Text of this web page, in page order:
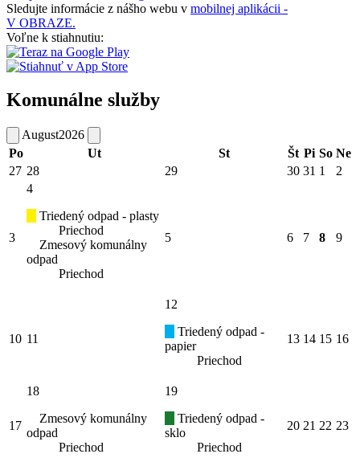
Sledujte informácie z nášho webu v mobilnej aplikácii -
V OBRAZE.
Voľne k stiahnutiu:
Komunálne služby
August2026
Po
Ut St Št Pi So Ne
27 28 29 30 31 1 2
3
4
Triedený odpad - plasty
Priechod
Zmesový komunálny
odpad
Priechod
5 6 7 8 9
10 11
12
Triedený odpad -
papier
Priechod
13 14 15 16
17
18
Zmesový komunálny
odpad
Priechod
19
Triedený odpad -
sklo
Priechod
20 21 22 23